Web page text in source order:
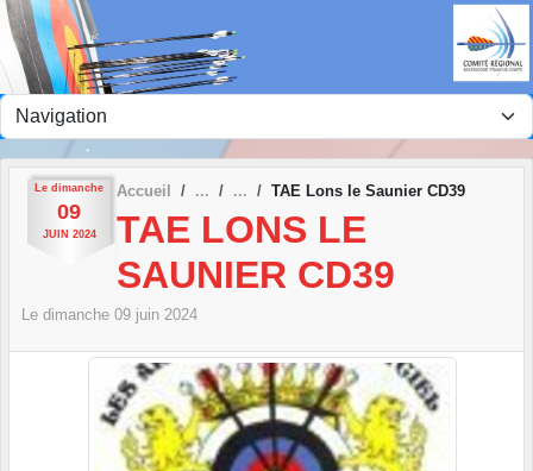
Le dimanche
09
JUIN 2024
Accueil TAE Lons le Saunier CD39
TAE LONS LE
SAUNIER CD39
Le dimanche 09 juin 2024
Panneau de gestion des cookies